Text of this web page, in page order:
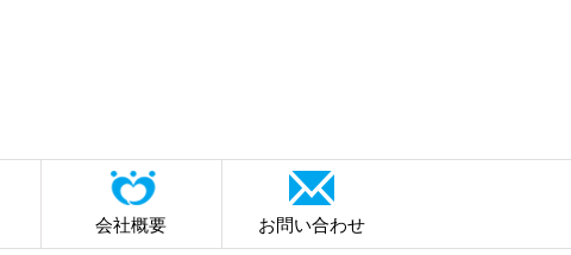
会社概要 お問い合わせ